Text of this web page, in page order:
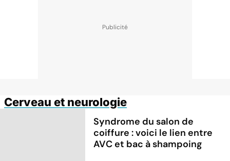
Cerveau et neurologie
Syndrome du salon de
coiffure : voici le lien entre
AVC et bac à shampoing